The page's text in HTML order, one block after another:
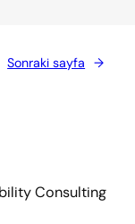
Sonraki sayfa →
Consulting